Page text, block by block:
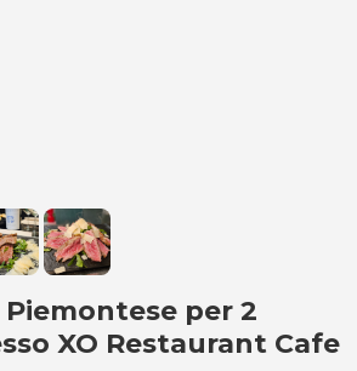
Piemontese x2
per 2
XO Restaurant Cafe